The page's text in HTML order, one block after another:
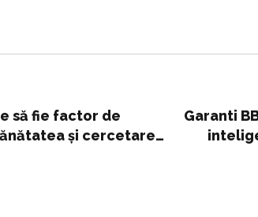
să fie factor de
şi cercetarea
Garanti